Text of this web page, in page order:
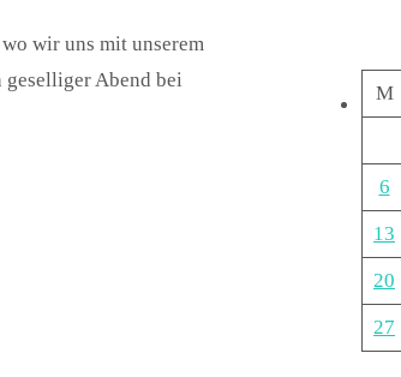
wir uns mit unserem
geselliger Abend bei
M
6
13
20
27